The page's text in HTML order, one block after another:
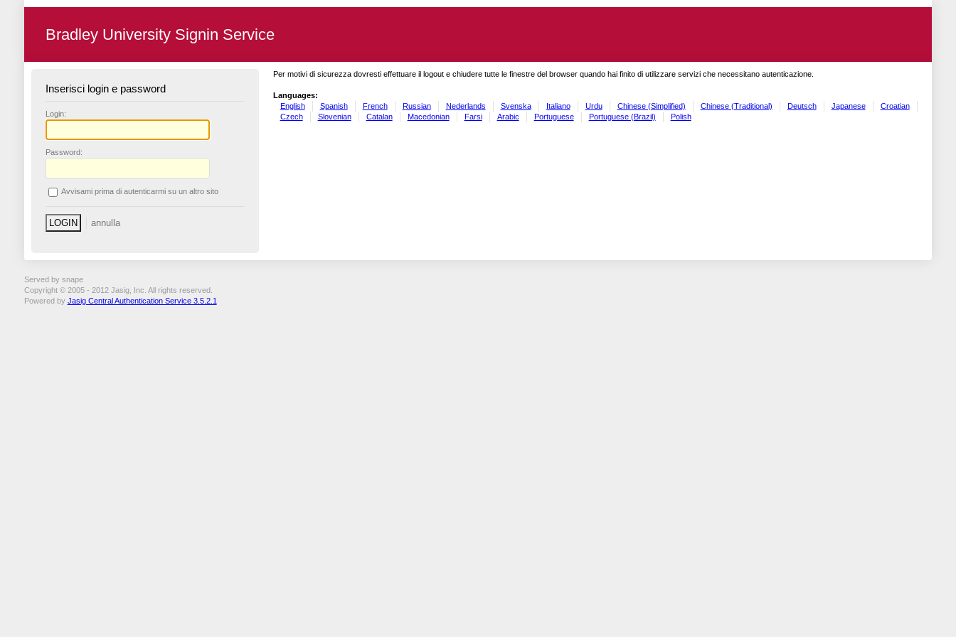
Bradley University Signin Service
Inserisci login e password
L ogin:
Password:
Avvisami prima di autenticarmi su un altro sito
Per motivi di sicurezza dovresti effettuare il logout e chiudere tutte le finestre del browser quando hai finito di utilizzare servizi che necessitano autenticazione.
Languages:
English
Spanish French Russian Nederlands Svenska Italiano Urdu Chinese (Simplified) Chinese (Traditional) Deutsch Japanese
Croatian
Czech
Slovenian Catalan Macedonian Farsi Arabic Portuguese Portuguese (Brazil) Polish
Served by snape
Copyright © 2005 - 2012 Jasig, Inc. All rights reserved.
Powered by Jasig Central Authentication Service 3.5.2.1